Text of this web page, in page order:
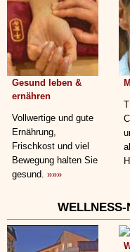
Gesund leben &
ernähren
Vollwertige und gute
Ernährung,
Frischkost und viel
Bewegung halten Sie
gesund. »»»
WELLNESS-